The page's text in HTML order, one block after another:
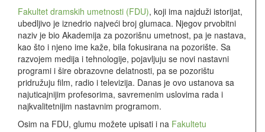
Fakultet dramskih umetnosti (FDU), koji ima najduži istorijat,
ubedljivo je iznedrio najveći broj glumaca. Njegov prvobitni
naziv je bio Akademija za pozorišnu umetnost, pa je nastava,
kao što i njeno ime kaže, bila fokusirana na pozorište. Sa
razvojem medija i tehnologije, pojavljuju se novi nastavni
programi i šire obrazovne delatnosti, pa se pozorištu
pridružuju film, radio i televizija. Danas je ovo ustanova sa
najuticajnijim profesorima, savremenim uslovima rada i
najkvalitetnijim nastavnim programom.
Osim na FDU, glumu možete upisati i na Fakultetu